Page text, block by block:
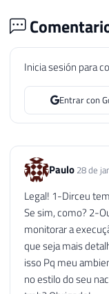
Inicia sesión para
Entrar con
Paulo 28 de
Legal! 1-Dirceu
Se sim, como? 2-
monitorar a
que seja mais
isso Pq meu
no estilo do seu